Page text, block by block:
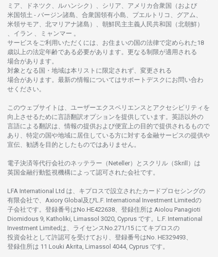
ミア、ドネツク、ルハンシク）、シリア、 アメリカ合衆国 （および
米国領土 - バージン諸島、合衆国領有小島、プエルトリコ、グアム、
米領サモア、 北マリアナ諸島）、 朝鮮民主主義人民共和国 （北朝鮮）
、イラン 、ミャンマー 。
サービスを ご利用いただくには、お住まいの国の法律で定められた 18
歳以上の法定年齢である必要があります。 更なる制限が適用さ れる
場合があります。
対象となる国 ・ 地域は本 リストに限定さ れず、 変更さ れる
場合があります。 最新の情報についてはサポートデスクに お問い合わ
せくださ い。
このウェブサイトは、 ユーザーエクスペリエンスと アクセシビリティを
向上さ せるために言語翻訳オプションを提供しています。 英語以外の
言語に よる翻訳は、 情報の提供および便宜上の目的で提供さ れるもので
あり、 特定の国や地域に 居住している方に対する金融サービスの提供や
宣伝、 勧誘を 目的としたものではありません。
電子決済等代行会社のネッテラー （Neteller）と スクリル （Skrill）は
英国金融行動監視機構に よって認可さ れた会社です。
LFA International Ltd は、 キプロスで設立さ れた カードプロセシングの
有限会社で、Axiory Global及びL.F. International Investment Limitedの
子会社です。 登録番号はNo.HE422638、 登録住所は Aiolou Panagioti
Diomidous 9, Katholiki, Limassol 3020, Cyprus です。L.F. International
Investment Limitedは、 ライセンスNo.271/15 にてキプロスの
投資会社として許認可を受けており、 登録番号はNo. HE329493、
登録住所は 11 Louki Akrita, Limassol 4044, Cyprus です。